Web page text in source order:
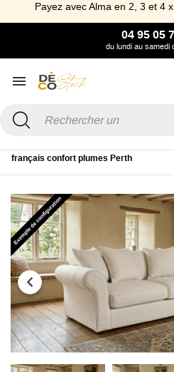
Payez avec Alma en 2, 3 et 4
04 95 05
du lundi au samedi
français confort plumes Perth